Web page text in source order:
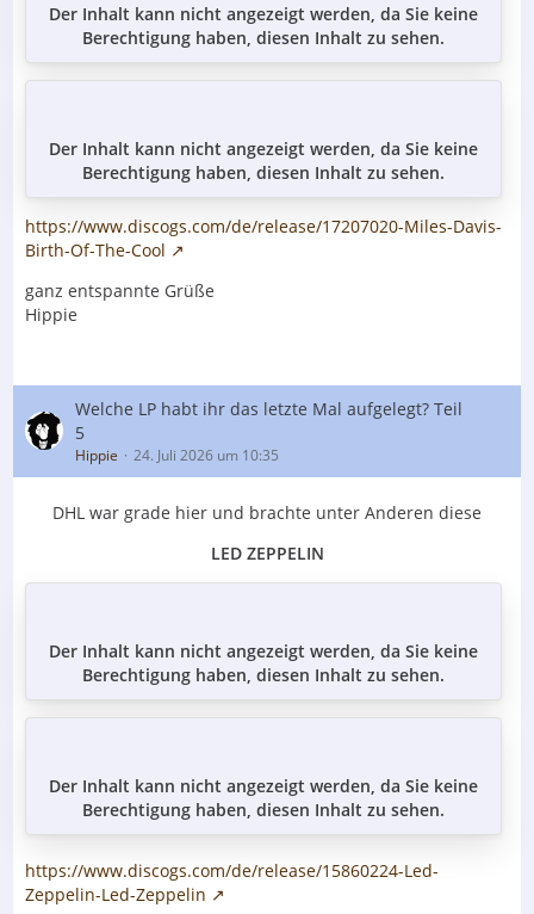
Der Inhalt kann nicht angezeigt werden, da Sie keine
Berechtigung haben, diesen Inhalt zu sehen.
Der Inhalt kann nicht angezeigt werden, da Sie keine
Berechtigung haben, diesen Inhalt zu sehen.
https://www.discogs.com/de/release/17207020-Miles-Davis-
Birth-Of-The-Cool
ganz entspannte Grüße
Hippie
Welche LP habt ihr das letzte Mal aufgelegt? Teil
5
Hippie 24. Juli 2026 um 10:35
DHL war grade hier und brachte unter Anderen diese
LED ZEPPELIN
Der Inhalt kann nicht angezeigt werden, da Sie keine
Berechtigung haben, diesen Inhalt zu sehen.
Der Inhalt kann nicht angezeigt werden, da Sie keine
Berechtigung haben, diesen Inhalt zu sehen.
https://www.discogs.com/de/release/15860224-Led-
Zeppelin-Led-Zeppelin